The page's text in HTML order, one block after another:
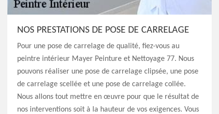
NOS PRESTATIONS DE POSE DE CARRELAGE
Pour une pose de carrelage de qualité, fiez-vous au
peintre intérieur Mayer Peinture et Nettoyage 77. Nous
pouvons réaliser une pose de carrelage clipsée, une pose
de carrelage scellée et une pose de carrelage collée.
Nous allons tout mettre en œuvre pour que le résultat de
nos interventions soit à la hauteur de vos exigences. Vous